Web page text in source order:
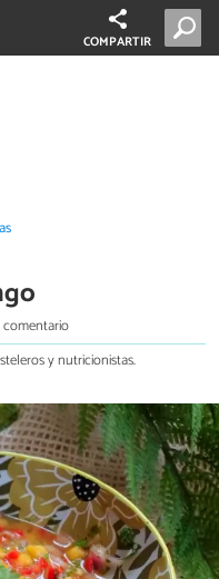
COMPARTIR
comentario
y nutricionistas.